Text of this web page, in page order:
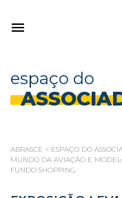
espaço do
ABRASCE > ESPAÇO DO
MUNDO DA AVIAÇÃO E
FUNDO SHOPPING